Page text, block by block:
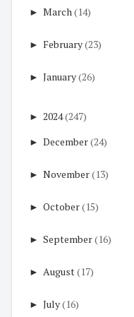
► March (14)
► February(23)
► January(26)
► 2024(247)
► December(24)
► November(13)
► October(15)
► September(16)
► August(17)
► July(16)